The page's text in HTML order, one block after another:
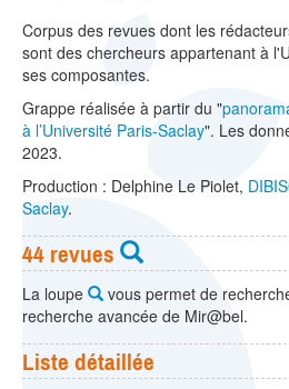
?
Corpus des revues dont les
sont des chercheurs appartenant à
ses composantes.
Grappe réalisée à partir du "
à l’Université Paris-Saclay". Les
2023.
Production : Delphine Le Piolet,
Saclay.
44 revues
La loupe
vous permet de
recherche avancée de Mir@bel.
Liste détaillée